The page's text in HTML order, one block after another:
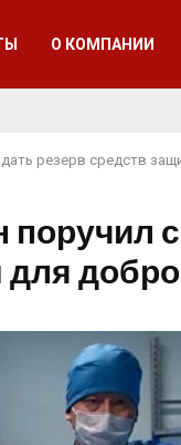
О КОМПАНИИ
резерв средств